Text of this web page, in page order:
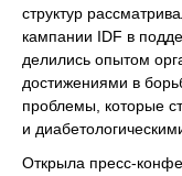
структур
кампании IDF в
делились опытом
достижениями в
проблемы, которые
и
Открыла пресс-